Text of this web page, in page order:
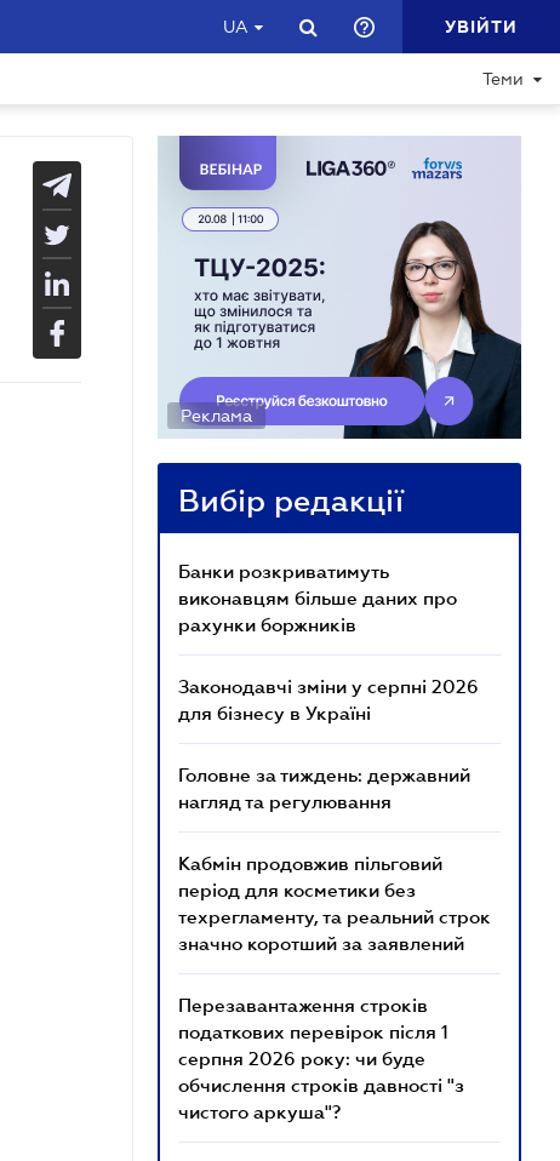
UA УВІЙТИ
Теми
Реклама
Вибір редакції
Банки розкриватимуть
виконавцям більше даних про
рахунки боржників
Законодавчі зміни у серпні 2026
для бізнесу в Україні
Головне за тиждень: державний
нагляд та регулювання
Кабмін продовжив пільговий
період для косметики без
техрегламенту, та реальний строк
значно коротший за заявлений
Перезавантаження строків
податкових перевірок після 1
серпня 2026 року: чи буде
обчислення строків давності "з
чистого аркуша"?